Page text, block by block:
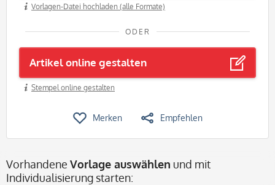
Vorlagen-Datei hochladen (alle Formate)
ODER
Artikel online gestalten
Stempel online gestalten
Merken Empfehlen
Vorhandene Vorlage auswählen und mit
Individualisierung starten: